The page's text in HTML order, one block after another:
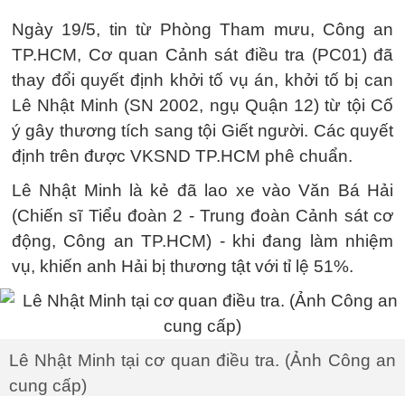
Ngày 19/5, tin từ Phòng Tham mưu, Công an
TP.HCM, Cơ quan Cảnh sát điều tra (PC01) đã
thay đổi quyết định khởi tố vụ án, khởi tố bị can
Lê Nhật Minh (SN 2002, ngụ Quận 12) từ tội Cố
ý gây thương tích sang tội Giết người. Các quyết
định trên được VKSND TP.HCM phê chuẩn.
Lê Nhật Minh là kẻ đã lao xe vào Văn Bá Hải
(Chiến sĩ Tiểu đoàn 2 - Trung đoàn Cảnh sát cơ
động, Công an TP.HCM) - khi đang làm nhiệm
vụ, khiến anh Hải bị thương tật với tỉ lệ 51%.
Lê Nhật Minh tại cơ quan điều tra. (Ảnh Công an
cung cấp)